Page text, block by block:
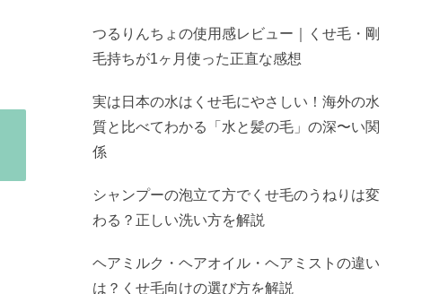
つるりんちょの使用感レビュー｜くせ毛・剛
毛持ちが1ヶ月使った正直な感想
実は日本の水はくせ毛にやさしい！海外の水
質と比べてわかる「水と髪の毛」の深〜い関
係
シャンプーの泡立て方でくせ毛のうねりは変
わる？正しい洗い方を解説
ヘアミルク・ヘアオイル・ヘアミストの違い
は？くせ毛向けの選び方を解説